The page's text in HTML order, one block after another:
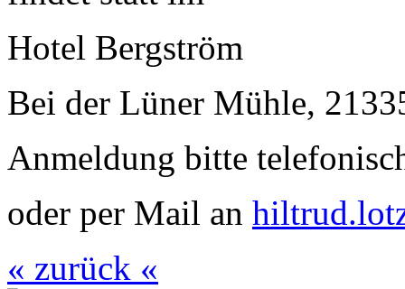
Hotel Bergström
Bei der Lüner Mühle,
Anmeldung bitte
oder per Mail an
« zurück «